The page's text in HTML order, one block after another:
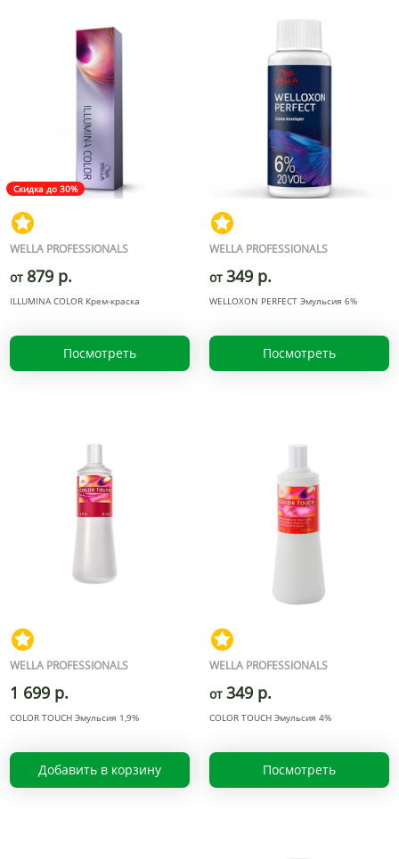
Скидка до 30%
WELLA PROFESSIONALS
от 879 р.
ILLUMINA COLOR Крем-краска
Посмотреть
WELLA PROFESSIONALS
от 349 р.
WELLOXON PERFECT Эмульсия 6%
Посмотреть
WELLA PROFESSIONALS
1 699 р.
COLOR TOUCH Эмульсия 1,9%
Добавить в корзину
WELLA PROFESSIONALS
от 349 р.
COLOR TOUCH Эмульсия 4%
Посмотреть